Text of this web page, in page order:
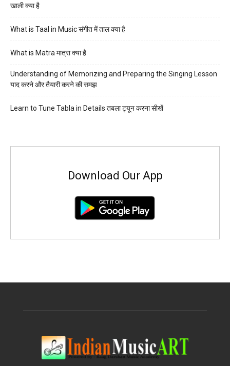
खाली क्या है
What is Taal in Music संगीत में ताल क्या है
What is Matra मात्रा क्या है
Understanding of Memorizing and Preparing the Singing Lesson
याद करने और तैयारी करने की समझ
Learn to Tune Tabla in Details तबला ट्यून करना सीखें
Download Our App